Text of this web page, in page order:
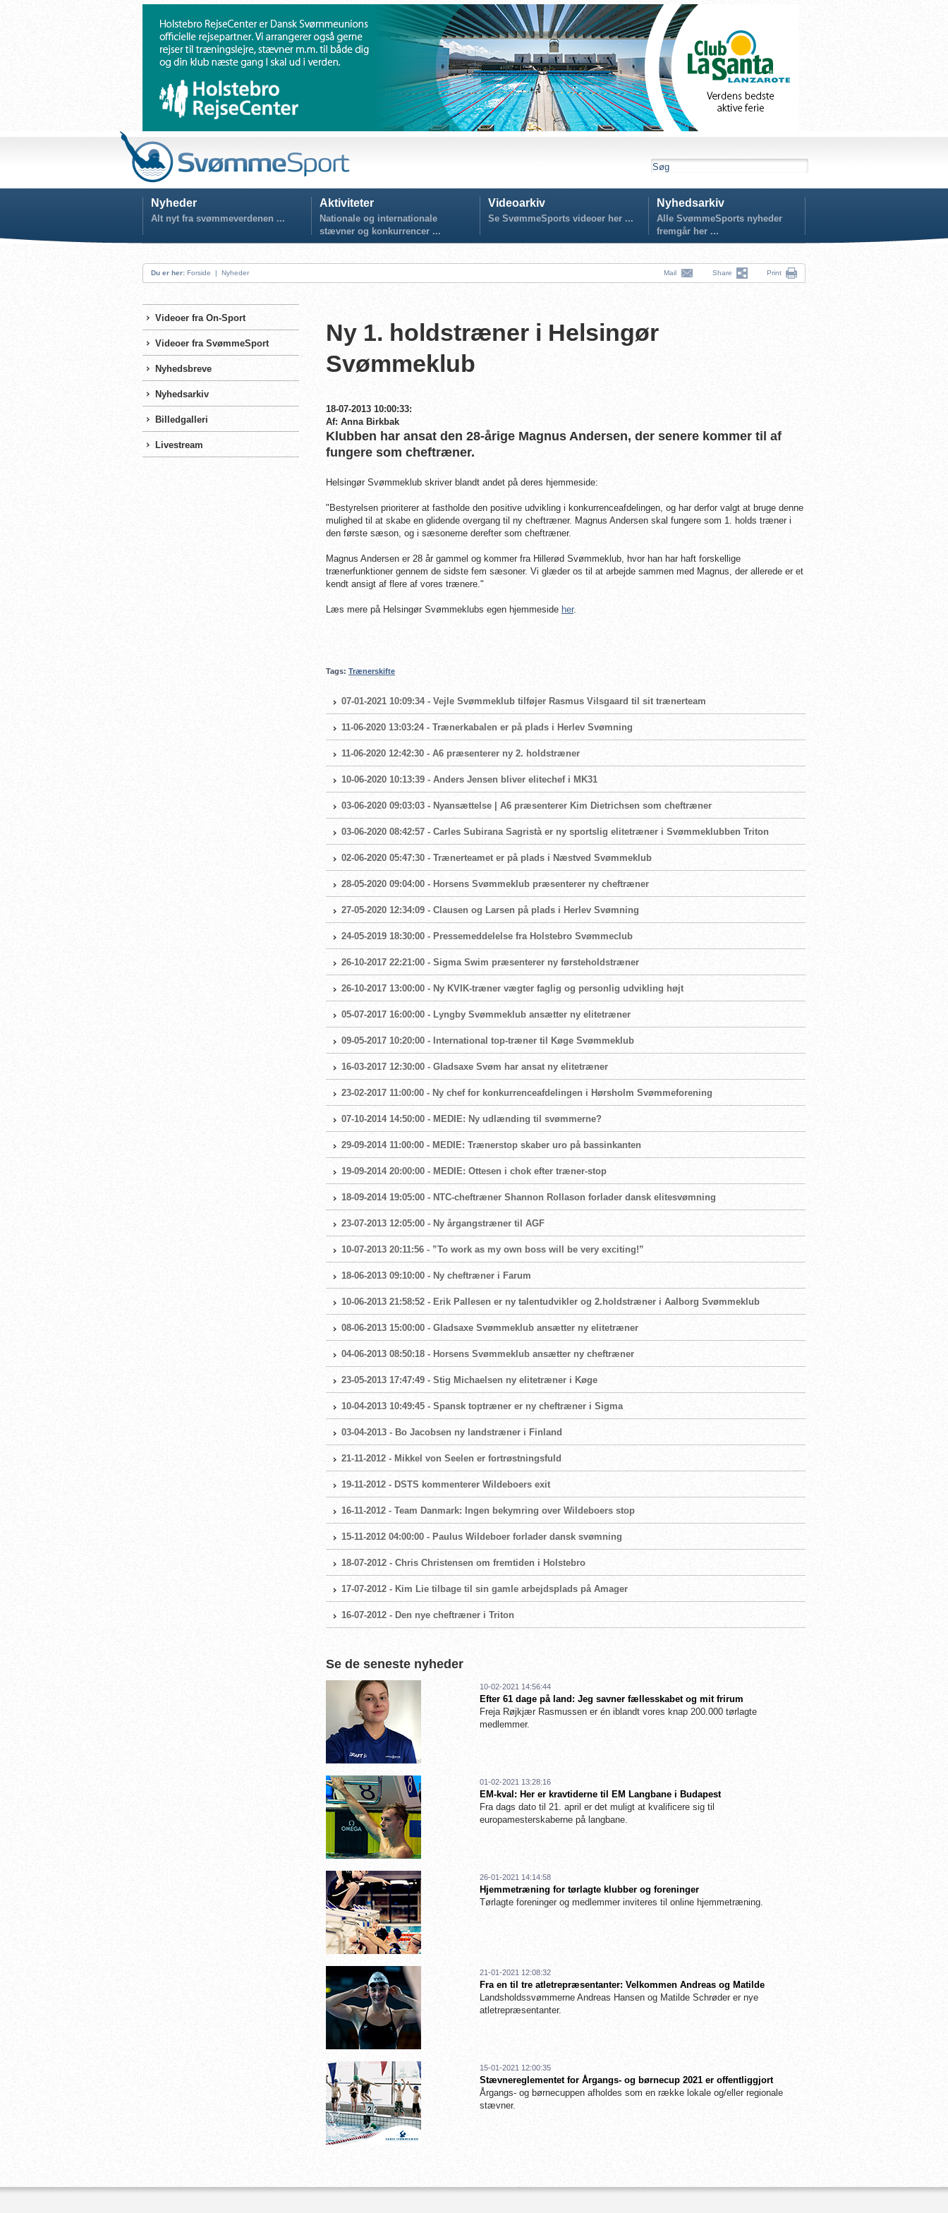
Nyheder
Alt nyt fra svømmeverdenen ...
Aktiviteter
Nationale og internationale
stævner og konkurrencer ...
Videoarkiv
Se SvømmeSports videoer her ...
Nyhedsarkiv
Alle SvømmeSports nyheder
fremgår her ...
Du er her: Forside | Nyheder Mail Share Print
Videoer fra On-Sport
Videoer fra SvømmeSport
Nyhedsbreve
Nyhedsarkiv
Billedgalleri
Livestream
Ny 1. holdstræner i Helsingør
Svømmeklub
18-07-2013 10:00:33:
Af: Anna Birkbak
Klubben har ansat den 28-årige Magnus Andersen, der senere kommer til af
fungere som cheftræner.
Helsingør Svømmeklub skriver blandt andet på deres hjemmeside:
"Bestyrelsen prioriterer at fastholde den positive udvikling i konkurrenceafdelingen, og har derfor valgt at bruge denne
mulighed til at skabe en glidende overgang til ny cheftræner. Magnus Andersen skal fungere som 1. holds træner i
den første sæson, og i sæsonerne derefter som cheftræner.
Magnus Andersen er 28 år gammel og kommer fra Hillerød Svømmeklub, hvor han har haft forskellige
trænerfunktioner gennem de sidste fem sæsoner. Vi glæder os til at arbejde sammen med Magnus, der allerede er et
kendt ansigt af flere af vores trænere."
Læs mere på Helsingør Svømmeklubs egen hjemmeside her.
Tags: Trænerskifte
07-01-2021 10:09:34 - Vejle Svømmeklub tilføjer Rasmus Vilsgaard til sit trænerteam
11-06-2020 13:03:24 - Trænerkabalen er på plads i Herlev Svømning
11-06-2020 12:42:30 - A6 præsenterer ny 2. holdstræner
10-06-2020 10:13:39 - Anders Jensen bliver elitechef i MK31
03-06-2020 09:03:03 - Nyansættelse | A6 præsenterer Kim Dietrichsen som cheftræner
03-06-2020 08:42:57 - Carles Subirana Sagristà er ny sportslig elitetræner i Svømmeklubben Triton
02-06-2020 05:47:30 - Trænerteamet er på plads i Næstved Svømmeklub
28-05-2020 09:04:00 - Horsens Svømmeklub præsenterer ny cheftræner
27-05-2020 12:34:09 - Clausen og Larsen på plads i Herlev Svømning
24-05-2019 18:30:00 - Pressemeddelelse fra Holstebro Svømmeclub
26-10-2017 22:21:00 - Sigma Swim præsenterer ny førsteholdstræner
26-10-2017 13:00:00 - Ny KVIK-træner vægter faglig og personlig udvikling højt
05-07-2017 16:00:00 - Lyngby Svømmeklub ansætter ny elitetræner
09-05-2017 10:20:00 - International top-træner til Køge Svømmeklub
16-03-2017 12:30:00 - Gladsaxe Svøm har ansat ny elitetræner
23-02-2017 11:00:00 - Ny chef for konkurrenceafdelingen i Hørsholm Svømmeforening
07-10-2014 14:50:00 - MEDIE: Ny udlænding til svømmerne?
29-09-2014 11:00:00 - MEDIE: Trænerstop skaber uro på bassinkanten
19-09-2014 20:00:00 - MEDIE: Ottesen i chok efter træner-stop
18-09-2014 19:05:00 - NTC-cheftræner Shannon Rollason forlader dansk elitesvømning
23-07-2013 12:05:00 - Ny årgangstræner til AGF
10-07-2013 20:11:56 - ”To work as my own boss will be very exciting!”
18-06-2013 09:10:00 - Ny cheftræner i Farum
10-06-2013 21:58:52 - Erik Pallesen er ny talentudvikler og 2.holdstræner i Aalborg Svømmeklub
08-06-2013 15:00:00 - Gladsaxe Svømmeklub ansætter ny elitetræner
04-06-2013 08:50:18 - Horsens Svømmeklub ansætter ny cheftræner
23-05-2013 17:47:49 - Stig Michaelsen ny elitetræner i Køge
10-04-2013 10:49:45 - Spansk toptræner er ny cheftræner i Sigma
03-04-2013 - Bo Jacobsen ny landstræner i Finland
21-11-2012 - Mikkel von Seelen er fortrøstningsfuld
19-11-2012 - DSTS kommenterer Wildeboers exit
16-11-2012 - Team Danmark: Ingen bekymring over Wildeboers stop
15-11-2012 04:00:00 - Paulus Wildeboer forlader dansk svømning
18-07-2012 - Chris Christensen om fremtiden i Holstebro
17-07-2012 - Kim Lie tilbage til sin gamle arbejdsplads på Amager
16-07-2012 - Den nye cheftræner i Triton
Se de seneste nyheder
10-02-2021 14:56:44
Efter 61 dage på land: Jeg savner fællesskabet og mit frirum
Freja Røjkjær Rasmussen er én iblandt vores knap 200.000 tørlagte
medlemmer.
01-02-2021 13:28:16
EM-kval: Her er kravtiderne til EM Langbane i Budapest
Fra dags dato til 21. april er det muligt at kvalificere sig til
europamesterskaberne på langbane.
26-01-2021 14:14:58
Hjemmetræning for tørlagte klubber og foreninger
Tørlagte foreninger og medlemmer inviteres til online hjemmetræning.
21-01-2021 12:08:32
Fra en til tre atletrepræsentanter: Velkommen Andreas og Matilde
Landsholdssvømmerne Andreas Hansen og Matilde Schrøder er nye
atletrepræsentanter.
15-01-2021 12:00:35
Stævnereglementet for Årgangs- og børnecup 2021 er offentliggjort
Årgangs- og børnecuppen afholdes som en række lokale og/eller regionale
stævner.